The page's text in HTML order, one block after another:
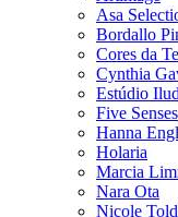
Asa
Bordallo
Cores da
Cynthia
Estúdio
Five Senses
Hanna
Holaria
Marcia
Nara Ota
Nicole